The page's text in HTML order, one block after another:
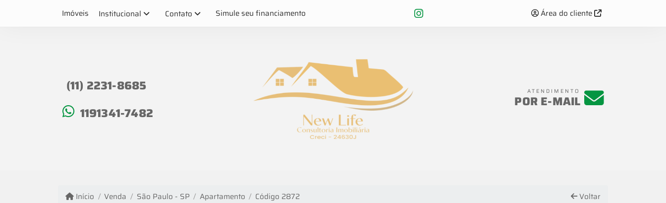
Imóveis Institucional Contato Simule seu financiamento Área do cliente
(11) 2231-8685
1191341-7482
ATENDIMENTO
POR E-MAIL
Início Venda São Paulo - SP Apartamento Código 2872 Voltar